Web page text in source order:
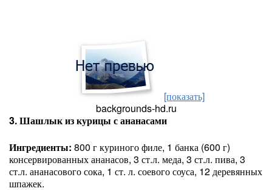
[показать]
backgrounds-hd.ru
3. Шашлык из курицы с ананасами
Ингредиенты: 800 г куриного филе, 1 банка (600 г)
консервированных ананасов, 3 ст.л. меда, 3 ст.л. пива, 3
ст.л. ананасового сока, 1 ст. л. соевого соуса, 12 деревянных
шпажек.